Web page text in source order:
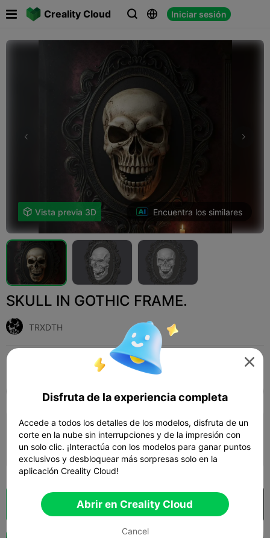
Creality Cloud   Iniciar sesión
 
 Vista previa 3D Encuentra los similares
SKULL IN GOTHIC FRAME.
TRXDTH
Add Otro 
Todos K2 Plus K2 Pro K2 K2 SE
0.2mm layer, 2 walls, 15% infill
 04h 52m  1 plates  84.21g
Laminador en la nube Abrir en Creality Cloud

Disfruta de la experiencia completa
Accede a todos los detalles de los modelos, disfruta de un
corte en la nube sin interrupciones y de la impresión con
un solo clic. ¡Interactúa con los modelos para ganar puntos
exclusivos y desbloquear más sorpresas solo en la
aplicación Creality Cloud!
Abrir en Creality Cloud
Cancel